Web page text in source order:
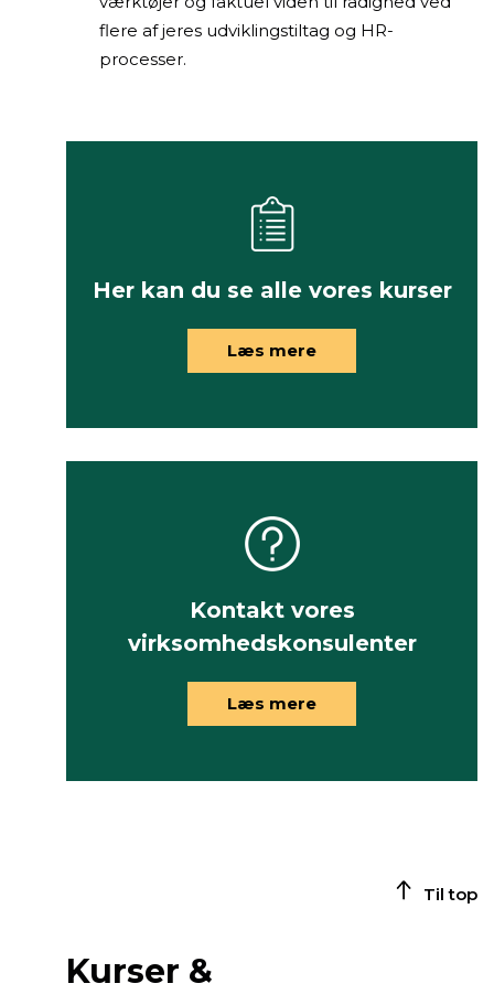
flere af jeres udviklingstiltag og HR-
processer.
Her kan du se alle vores kurser
Læs mere
Kontakt vores
virksomhedskonsulenter
Læs mere
Til top
Kurser &